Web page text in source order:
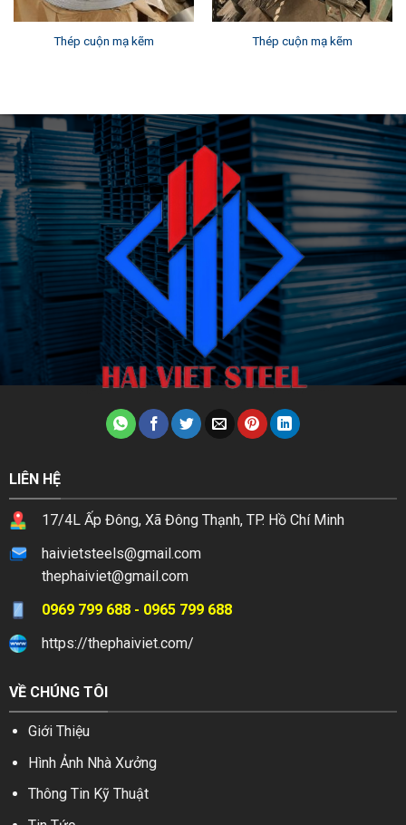
Thép cuộn mạ kẽm Thép cuộn mạ kẽm
LIÊN HỆ
17/4L Ấp Đông, Xã Đông Thạnh, TP. Hồ Chí Minh
haivietsteels@gmail.com
thephaiviet@gmail.com
0969 799 688 - 0965 799 688
https://thephaiviet.com/
VỀ CHÚNG TÔI
Giới Thiệu
Hình Ảnh Nhà Xưởng
Thông Tin Kỹ Thuật